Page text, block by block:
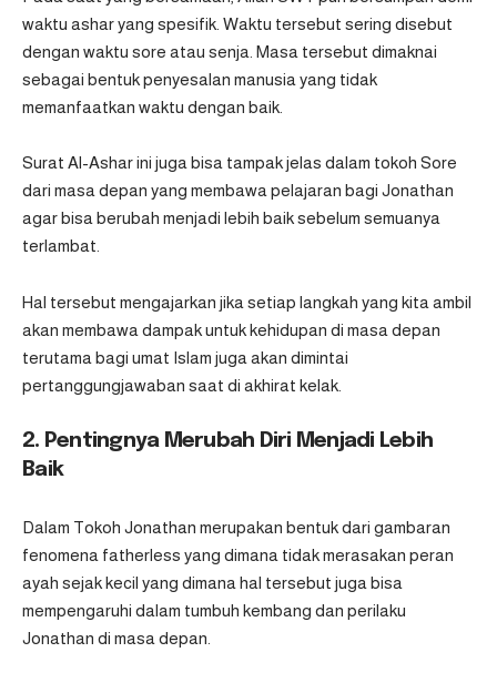
waktu ashar yang spesifik. Waktu tersebut sering disebut
dengan waktu sore atau senja. Masa tersebut dimaknai
sebagai bentuk penyesalan manusia yang tidak
memanfaatkan waktu dengan baik.
Surat Al-Ashar ini juga bisa tampak jelas dalam tokoh Sore
dari masa depan yang membawa pelajaran bagi Jonathan
agar bisa berubah menjadi lebih baik sebelum semuanya
terlambat.
Hal tersebut mengajarkan jika setiap langkah yang kita ambil
akan membawa dampak untuk kehidupan di masa depan
terutama bagi umat Islam juga akan dimintai
pertanggungjawaban saat di akhirat kelak.
2. Pentingnya Merubah Diri Menjadi Lebih
Baik
Dalam Tokoh Jonathan merupakan bentuk dari gambaran
fenomena fatherless yang dimana tidak merasakan peran
ayah sejak kecil yang dimana hal tersebut juga bisa
mempengaruhi dalam tumbuh kembang dan perilaku
Jonathan di masa depan.